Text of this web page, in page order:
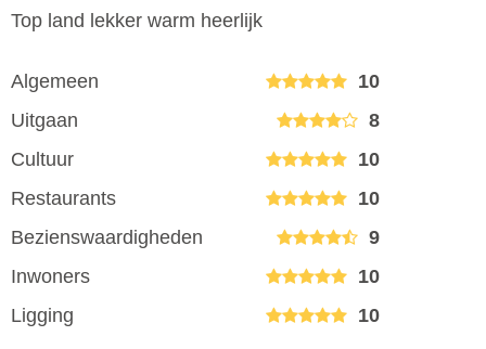
Top land lekker warm heerlijk
Algemeen
10
Uitgaan
8
Cultuur
10
Restaurants
10
Bezienswaardigheden
9
Inwoners
10
Ligging
10